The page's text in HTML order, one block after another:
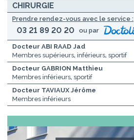
CHIRURGIE
Prendre rendez-vous avec le service :
03 21 89 20 20 ou par
Docteur ABI RAAD Jad
Membres supérieurs, inférieurs, sportif
Docteur GABRION Matthieu
Membres inférieurs, sportif
Docteur TAVIAUX Jérôme
Membres inférieurs